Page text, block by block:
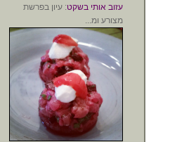
עזוב אותי בשקט: עיון בפרשת
מצורע ומ...